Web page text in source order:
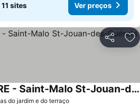
11 sites Ver preços
Partilhar
do jardim e do terraço
Campanile NATURE - Saint-Malo St-Jouan-des-Guérets